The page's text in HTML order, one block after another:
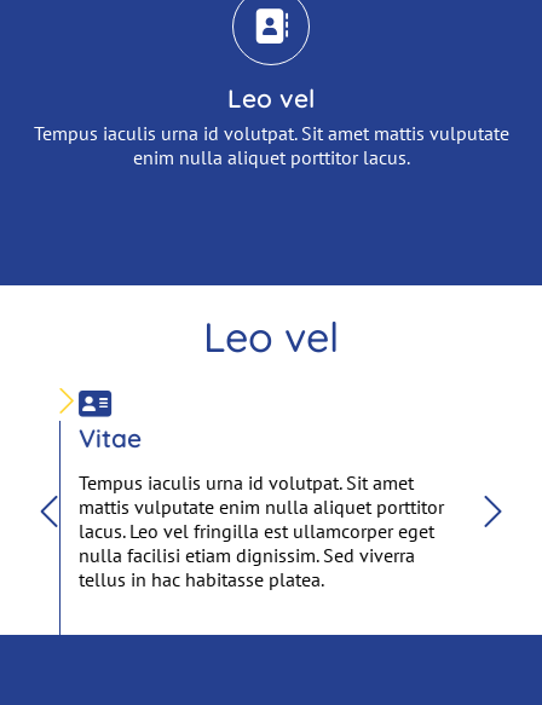
Leo vel
Tempus iaculis urna id volutpat. Sit amet mattis vulputate
enim nulla aliquet porttitor lacus.
Einleitung
Leo vel
Vitae
Tempus iaculis urna id volutpat. Sit amet
mattis vulputate enim nulla aliquet porttitor
lacus. Leo vel fringilla est ullamcorper eget
nulla facilisi etiam dignissim. Sed viverra
tellus in hac habitasse platea.